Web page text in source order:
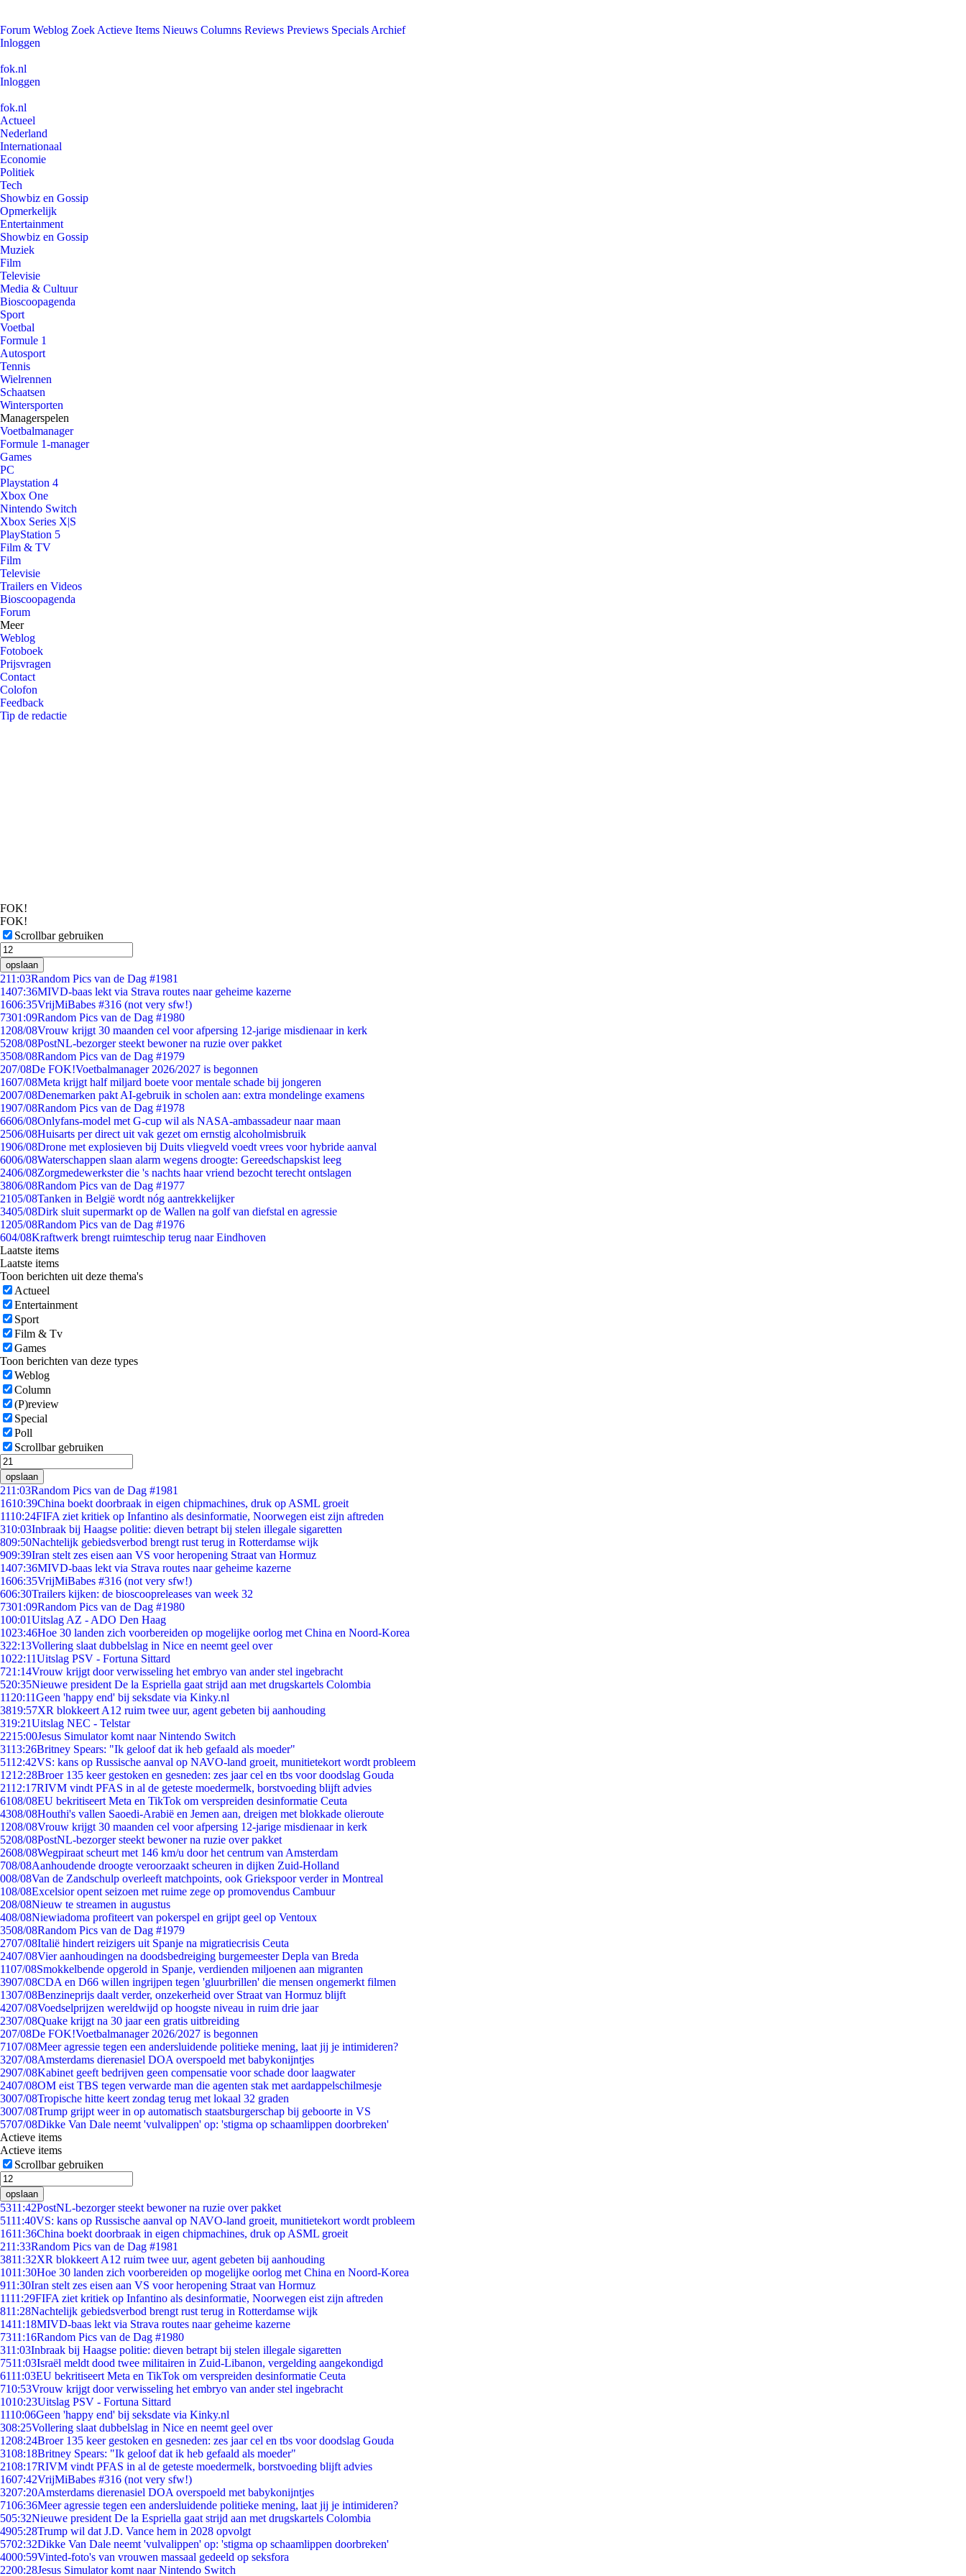
Forum Weblog Zoek Actieve Items Nieuws Columns Reviews Previews Specials Archief
Inloggen
fok.nl
Inloggen
fok.nl
Actueel
Nederland
Internationaal
Economie
Politiek
Tech
Showbiz en Gossip
Opmerkelijk
Entertainment
Showbiz en Gossip
Muziek
Film
Televisie
Media & Cultuur
Bioscoopagenda
Sport
Voetbal
Formule 1
Autosport
Tennis
Wielrennen
Schaatsen
Wintersporten
Managerspelen
Voetbalmanager
Formule 1-manager
Games
PC
Playstation 4
Xbox One
Nintendo Switch
Xbox Series X|S
PlayStation 5
Film & TV
Film
Televisie
Trailers en Videos
Bioscoopagenda
Forum
Meer
Weblog
Fotoboek
Prijsvragen
Contact
Colofon
Feedback
Tip de redactie
FOK!
FOK!
Scrollbar gebruiken
opslaan
211:03Random Pics van de Dag #1981
1407:36MIVD-baas lekt via Strava routes naar geheime kazerne
1606:35VrijMiBabes #316 (not very sfw!)
7301:09Random Pics van de Dag #1980
1208/08Vrouw krijgt 30 maanden cel voor afpersing 12-jarige misdienaar in kerk
5208/08PostNL-bezorger steekt bewoner na ruzie over pakket
3508/08Random Pics van de Dag #1979
207/08De FOK!Voetbalmanager 2026/2027 is begonnen
1607/08Meta krijgt half miljard boete voor mentale schade bij jongeren
2007/08Denemarken pakt AI-gebruik in scholen aan: extra mondelinge examens
1907/08Random Pics van de Dag #1978
6606/08Onlyfans-model met G-cup wil als NASA-ambassadeur naar maan
2506/08Huisarts per direct uit vak gezet om ernstig alcoholmisbruik
1906/08Drone met explosieven bij Duits vliegveld voedt vrees voor hybride aanval
6006/08Waterschappen slaan alarm wegens droogte: Gereedschapskist leeg
2406/08Zorgmedewerkster die 's nachts haar vriend bezocht terecht ontslagen
3806/08Random Pics van de Dag #1977
2105/08Tanken in België wordt nóg aantrekkelijker
3405/08Dirk sluit supermarkt op de Wallen na golf van diefstal en agressie
1205/08Random Pics van de Dag #1976
604/08Kraftwerk brengt ruimteschip terug naar Eindhoven
Laatste items
Laatste items
Toon berichten uit deze thema's
Actueel
Entertainment
Sport
Film & Tv
Games
Toon berichten van deze types
Weblog
Column
(P)review
Special
Poll
Scrollbar gebruiken
opslaan
211:03Random Pics van de Dag #1981
1610:39China boekt doorbraak in eigen chipmachines, druk op ASML groeit
1110:24FIFA ziet kritiek op Infantino als desinformatie, Noorwegen eist zijn aftreden
310:03Inbraak bij Haagse politie: dieven betrapt bij stelen illegale sigaretten
809:50Nachtelijk gebiedsverbod brengt rust terug in Rotterdamse wijk
909:39Iran stelt zes eisen aan VS voor heropening Straat van Hormuz
1407:36MIVD-baas lekt via Strava routes naar geheime kazerne
1606:35VrijMiBabes #316 (not very sfw!)
606:30Trailers kijken: de bioscoopreleases van week 32
7301:09Random Pics van de Dag #1980
100:01Uitslag AZ - ADO Den Haag
1023:46Hoe 30 landen zich voorbereiden op mogelijke oorlog met China en Noord-Korea
322:13Vollering slaat dubbelslag in Nice en neemt geel over
1022:11Uitslag PSV - Fortuna Sittard
721:14Vrouw krijgt door verwisseling het embryo van ander stel ingebracht
520:35Nieuwe president De la Espriella gaat strijd aan met drugskartels Colombia
11 20:11Geen 'happy end' bij seksdate via Kinky.nl
3819:57XR blokkeert A12 ruim twee uur, agent gebeten bij aanhouding
319:21Uitslag NEC - Telstar
2215:00Jesus Simulator komt naar Nintendo Switch
3113:26Britney Spears: "Ik geloof dat ik heb gefaald als moeder"
5112:42VS: kans op Russische aanval op NAVO-land groeit, munitietekort wordt probleem
1212:28Broer 135 keer gestoken en gesneden: zes jaar cel en tbs voor doodslag Gouda
2112:17RIVM vindt PFAS in al de geteste moedermelk, borstvoeding blijft advies
6108/08EU bekritiseert Meta en TikTok om verspreiden desinformatie Ceuta
4308/08Houthi's vallen Saoedi-Arabië en Jemen aan, dreigen met blokkade olieroute
1208/08Vrouw krijgt 30 maanden cel voor afpersing 12-jarige misdienaar in kerk
5208/08PostNL-bezorger steekt bewoner na ruzie over pakket
2608/08Wegpiraat scheurt met 146 km/u door het centrum van Amsterdam
708/08Aanhoudende droogte veroorzaakt scheuren in dijken Zuid-Holland
008/08Van de Zandschulp overleeft matchpoints, ook Griekspoor verder in Montreal
108/08Excelsior opent seizoen met ruime zege op promovendus Cambuur
208/08Nieuw te streamen in augustus
408/08Niewiadoma profiteert van pokerspel en grijpt geel op Ventoux
3508/08Random Pics van de Dag #1979
2707/08Italië hindert reizigers uit Spanje na migratiecrisis Ceuta
2407/08Vier aanhoudingen na doodsbedreiging burgemeester Depla van Breda
1107/08Smokkelbende opgerold in Spanje, verdienden miljoenen aan migranten
3907/08CDA en D66 willen ingrijpen tegen 'gluurbrillen' die mensen ongemerkt filmen
1307/08Benzineprijs daalt verder, onzekerheid over Straat van Hormuz blijft
4207/08Voedselprijzen wereldwijd op hoogste niveau in ruim drie jaar
2307/08Quake krijgt na 30 jaar een gratis uitbreiding
207/08De FOK!Voetbalmanager 2026/2027 is begonnen
7107/08Meer agressie tegen een andersluidende politieke mening, laat jij je intimideren?
3207/08Amsterdams dierenasiel DOA overspoeld met babykonijntjes
2907/08Kabinet geeft bedrijven geen compensatie voor schade door laagwater
2407/08OM eist TBS tegen verwarde man die agenten stak met aardappelschilmesje
3007/08Tropische hitte keert zondag terug met lokaal 32 graden
3007/08Trump grijpt weer in op automatisch staatsburgerschap bij geboorte in VS
5707/08Dikke Van Dale neemt 'vulvalippen' op: 'stigma op schaamlippen doorbreken'
Actieve items
Actieve items
Scrollbar gebruiken
opslaan
5311:42PostNL-bezorger steekt bewoner na ruzie over pakket
5111:40VS: kans op Russische aanval op NAVO-land groeit, munitietekort wordt probleem
1611:36China boekt doorbraak in eigen chipmachines, druk op ASML groeit
211:33Random Pics van de Dag #1981
3811:32XR blokkeert A12 ruim twee uur, agent gebeten bij aanhouding
1011:30Hoe 30 landen zich voorbereiden op mogelijke oorlog met China en Noord-Korea
911:30Iran stelt zes eisen aan VS voor heropening Straat van Hormuz
1111:29FIFA ziet kritiek op Infantino als desinformatie, Noorwegen eist zijn aftreden
811:28Nachtelijk gebiedsverbod brengt rust terug in Rotterdamse wijk
1411:18MIVD-baas lekt via Strava routes naar geheime kazerne
7311:16Random Pics van de Dag #1980
311:03Inbraak bij Haagse politie: dieven betrapt bij stelen illegale sigaretten
7511:03Israël meldt dood twee militairen in Zuid-Libanon, vergelding aangekondigd
6111:03EU bekritiseert Meta en TikTok om verspreiden desinformatie Ceuta
710:53Vrouw krijgt door verwisseling het embryo van ander stel ingebracht
1010:23Uitslag PSV - Fortuna Sittard
1110:06Geen 'happy end' bij seksdate via Kinky.nl
308:25Vollering slaat dubbelslag in Nice en neemt geel over
1208:24Broer 135 keer gestoken en gesneden: zes jaar cel en tbs voor doodslag Gouda
3108:18Britney Spears: "Ik geloof dat ik heb gefaald als moeder"
2108:17RIVM vindt PFAS in al de geteste moedermelk, borstvoeding blijft advies
1607:42VrijMiBabes #316 (not very sfw!)
3207:20Amsterdams dierenasiel DOA overspoeld met babykonijntjes
7106:36Meer agressie tegen een andersluidende politieke mening, laat jij je intimideren?
505:32Nieuwe president De la Espriella gaat strijd aan met drugskartels Colombia
4905:28Trump wil dat J.D. Vance hem in 2028 opvolgt
5702:32Dikke Van Dale neemt 'vulvalippen' op: 'stigma op schaamlippen doorbreken'
4000:59Vinted-foto's van vrouwen massaal gedeeld op seksfora
2200:28Jesus Simulator komt naar Nintendo Switch